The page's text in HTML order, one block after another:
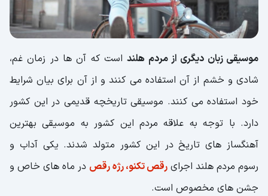
موسیقی زبان دیگری از مردم هلنداست که آن ها در زمان غم،
شادی و خشم از آن استفاده می کنند و از آن برای بیان شرایط
خود استفاده می کنند. موسیقی تاریخچه قدیمی در این کشور
دارد. با توجه به علاقه مردم این کشور به موسیقی بهترین
آهنگساز های تاریخ در این کشور متولد شدند. یکی آداب و
رسوم مردم هلند اجرایرقص تکنو، رژه رقص در ماه های خاص و
جشن های مخصوص است.